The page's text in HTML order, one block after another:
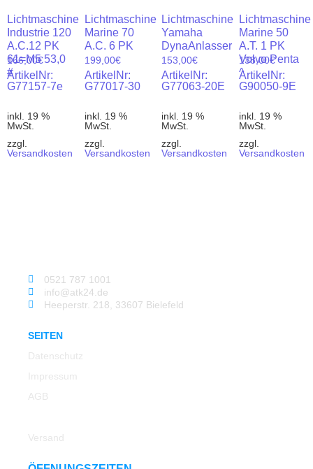
Lichtmaschine
Industrie 120
A.C.12 PK
61=M5 53,0
#
166,00€
ArtikelNr:
G77157-7e
inkl. 19 %
MwSt.
zzgl.
Versandkosten
Lichtmaschine
Marine 70
A.C. 6 PK
199,00€
ArtikelNr:
G77017-30
inkl. 19 %
MwSt.
zzgl.
Versandkosten
Lichtmaschine
Yamaha
DynaAnlasser
153,00€
ArtikelNr:
G77063-20E
inkl. 19 %
MwSt.
zzgl.
Versandkosten
Lichtmaschine
Marine 50
A.T. 1 PK
Volvo Penta
^
138,00€
ArtikelNr:
G90050-9E
inkl. 19 %
MwSt.
zzgl.
Versandkosten
0521 787 1001
info@atk24.de
Heeperstr. 218, 33607 Bielefeld
SEITEN
Datenschutz
Impressum
AGB
Versand